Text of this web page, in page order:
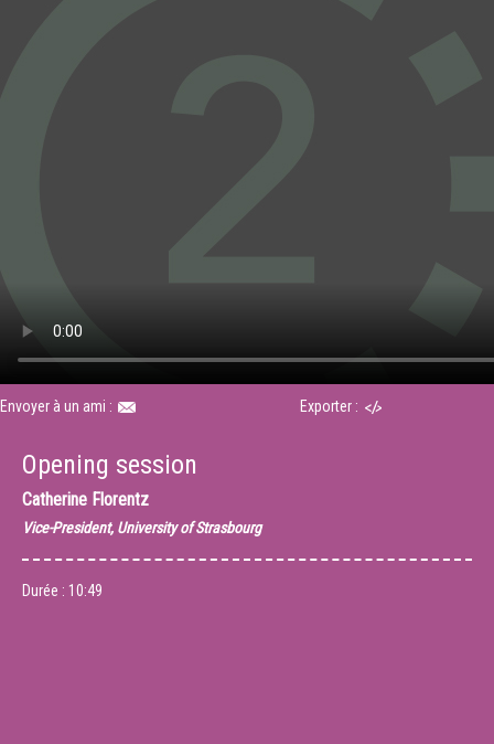
Envoyer à un ami : Exporter :
Opening session
Catherine Florentz
Vice-President, University of Strasbourg
Durée : 10:49